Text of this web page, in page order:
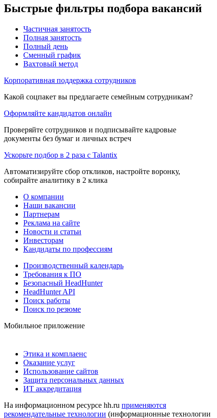
Быстрые фильтры подбора вакансий
Частичная занятость
Полная занятость
Полный день
Сменный график
Вахтовый метод
Корпоративная поддержка сотрудников
Какой соцпакет вы предлагаете семейным сотрудникам?
Оформляйте кандидатов онлайн
Проверяйте сотрудников и подписывайте кадровые
документы без бумаг и личных встреч
Ускорьте подбор в 2 раза с Talantix
Автоматизируйте сбор откликов, настройте воронку,
собирайте аналитику в 2 клика
О компании
Наши вакансии
Партнерам
Реклама на сайте
Новости и статьи
Инвесторам
Кандидаты по профессиям
Производственный календарь
Требования к ПО
Безопасный HeadHunter
HeadHunter API
Поиск работы
Поиск по резюме
Мобильное приложение
Этика и комплаенс
Оказание услуг
Использование сайтов
Защита персональных данных
ИТ аккредитация
На информационном ресурсе hh.ru применяются
рекомендательные технологии (информационные технологии